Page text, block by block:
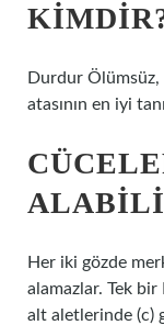
Durdur
atasının en iyi
Her iki gözde
alamazlar. Tek bir
alt aletlerinde (c)